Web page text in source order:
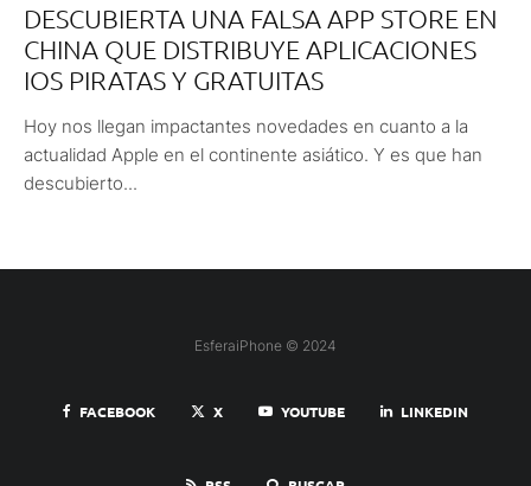
DESCUBIERTA UNA FALSA APP STORE EN
CHINA QUE DISTRIBUYE APLICACIONES
IOS PIRATAS Y GRATUITAS
Hoy nos llegan impactantes novedades en cuanto a la
actualidad Apple en el continente asiático. Y es que han
descubierto...
EsferaiPhone © 2024
FACEBOOK X YOUTUBE LINKEDIN